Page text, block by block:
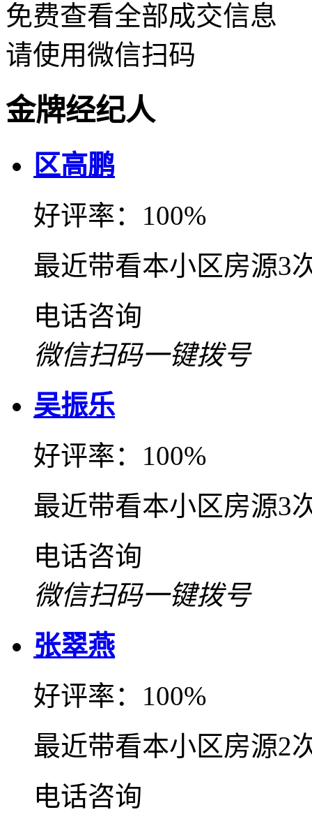
免费查看全部成交信息
请使用微信扫码
金牌经纪人
区高鹏
好评率：100%
最近带看本小区房源3
电话咨询
微信扫码一键拨号
吴振乐
好评率：100%
最近带看本小区房源3
电话咨询
微信扫码一键拨号
张翠燕
好评率：100%
最近带看本小区房源2
电话咨询